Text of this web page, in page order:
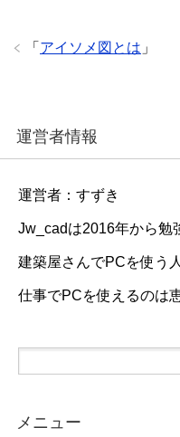
「 アイソメ図とは 」
運営者情報
運営者：すずき
Jw_cadは2016年から勉
建築屋さんでPCを使う
仕事でPCを使えるのは
メニュー